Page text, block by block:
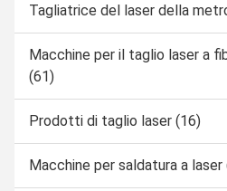
Tagliatrice del laser della
Macchine per il taglio laser a
(61)
Prodotti di taglio laser (16)
Macchine per saldatura a laser